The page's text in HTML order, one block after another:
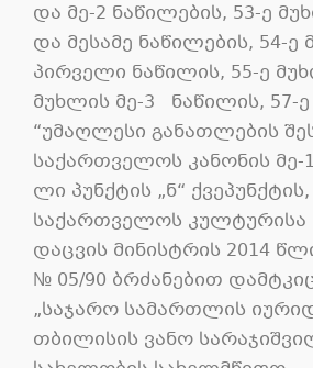
და მე-2 ნაწილების, 53-ე
და მესამე ნაწილების, 54-ე
პირველი ნაწილის, 55-ე
მუხლის მე-3 ნაწილის, 57-
“უმაღლესი განათლების
საქართველოს კანონის მე-
ლი პუნქტის „ნ“ ქვეპუნქტის,
საქართველოს
დაცვის მინისტრის 2014
№ 05/90 ბრძანებით
„საჯარო სამართლის
თბილისის ვანო